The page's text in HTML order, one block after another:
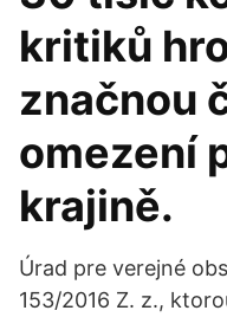
kritiků
značnou
omezení
krajině.
Úrad pre verejné
153/2016 Z. z.,